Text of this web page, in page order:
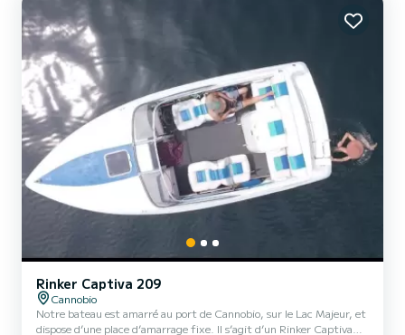
Rinker Captiva 209
Cannobio
Notre bateau est amarré au port de Cannobio, sur le Lac Majeur, et
dispose d’une place d’amarrage fixe. Il s’agit d’un Rinker Captiva